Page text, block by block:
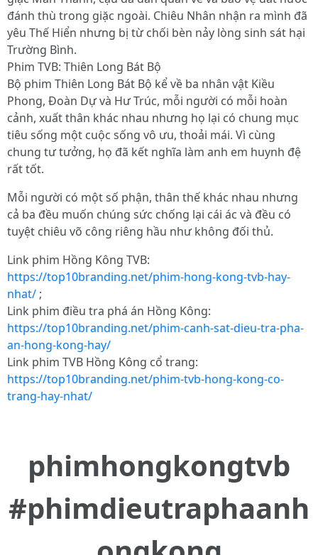
đánh thù trong giặc ngoài. Chiêu Nhân nhận ra mình đã
yêu Thế Hiển nhưng bị từ chối bèn nảy lòng sinh sát hại
Trường Bình.
Phim TVB: Thiên Long Bát Bộ
Bộ phim Thiên Long Bát Bộ kể về ba nhân vật Kiều
Phong, Đoàn Dự và Hư Trúc, mỗi người có mỗi hoàn
cảnh, xuất thân khác nhau nhưng họ lại có chung mục
tiêu sống một cuộc sống vô ưu, thoải mái. Vì cùng
chung tư tưởng, họ đã kết nghĩa làm anh em huynh đệ
rất tốt.
Mỗi người có một số phận, thân thế khác nhau nhưng
cả ba đều muốn chúng sức chống lại cái ác và đều có
tuyệt chiêu võ công riêng hầu như không đối thủ.
Link phim Hồng Kông TVB:
https://top10branding.net/phim-hong-kong-tvb-hay-
nhat/ ;
Link phim điều tra phá án Hồng Kông:
https://top10branding.net/phim-canh-sat-dieu-tra-pha-
an-hong-kong-hay/
Link phim TVB Hồng Kông cổ trang:
https://top10branding.net/phim-tvb-hong-kong-co-
trang-hay-nhat/
phimhongkongtvb
#phimdieutraphaanh